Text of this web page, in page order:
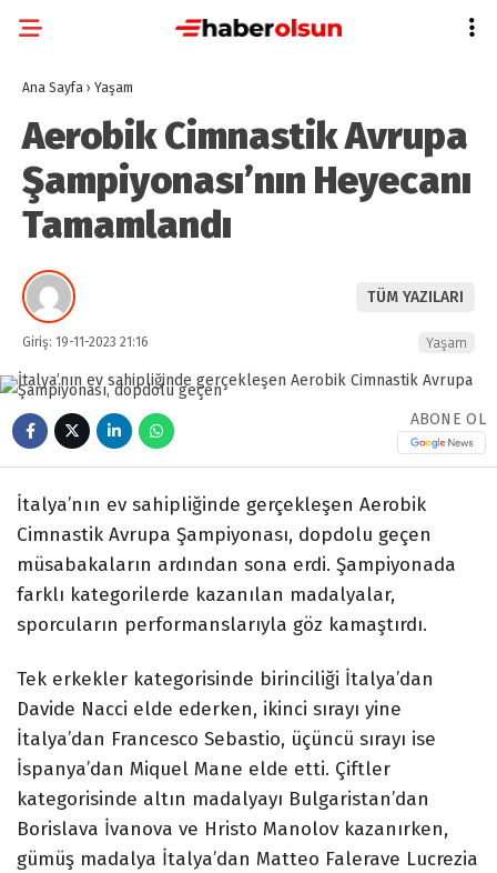
Ana Sayfa › Yaşam
Aerobik Cimnastik Avrupa
Şampiyonası’nın Heyecanı
Tamamlandı
TÜM YAZILARI
Giriş: 19-11-2023 21:16 Yaşam
ABONE OL
İtalya’nın ev sahipliğinde gerçekleşen Aerobik
Cimnastik Avrupa Şampiyonası, dopdolu geçen
müsabakaların ardından sona erdi. Şampiyonada
farklı kategorilerde kazanılan madalyalar,
sporcuların performanslarıyla göz kamaştırdı.
Tek erkekler kategorisinde birinciliği İtalya’dan
Davide Nacci elde ederken, ikinci sırayı yine
İtalya’dan Francesco Sebastio, üçüncü sırayı ise
İspanya’dan Miquel Mane elde etti. Çiftler
kategorisinde altın madalyayı Bulgaristan’dan
Borislava İvanova ve Hristo Manolov kazanırken,
gümüş madalya İtalya’dan Matteo Falerave Lucrezia